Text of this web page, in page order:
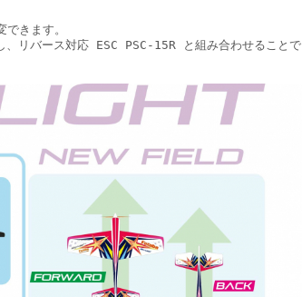
きます。
リバース対応 ESC PSC-15R と組み合わせることで